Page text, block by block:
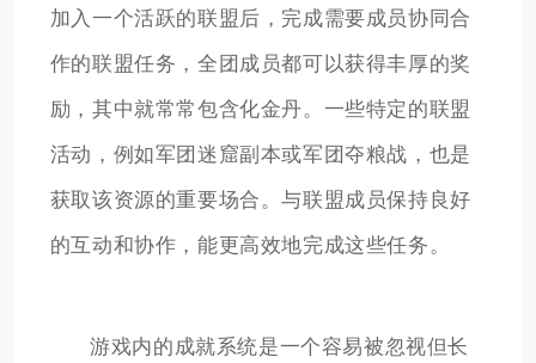
加入一个活跃的联盟后，完成需要成员协同合
作的联盟任务，全团成员都可以获得丰厚的奖
励，其中就常常包含化金丹。一些特定的联盟
活动，例如军团迷窟副本或军团夺粮战，也是
获取该资源的重要场合。与联盟成员保持良好
的互动和协作，能更高效地完成这些任务。
游戏内的成就系统是一个容易被忽视但长